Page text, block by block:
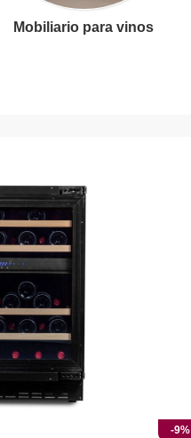
Mobiliario para vinos
-9%